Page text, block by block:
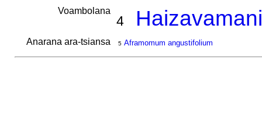
Voambolana
4
Anarana ara-tsiansa 5 Aframomum angustifolium